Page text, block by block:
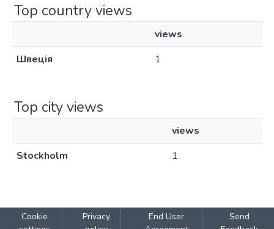
Top country views
views
Швеція
1
Top city views
views
Stockholm
1
Cookie
Privacy
End User
Send